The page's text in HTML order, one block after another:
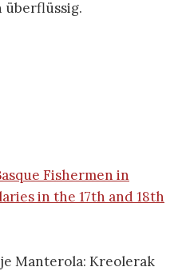
überflüssig.
Fishermen in
in the 17th and 18th
Manterola: Kreolerak